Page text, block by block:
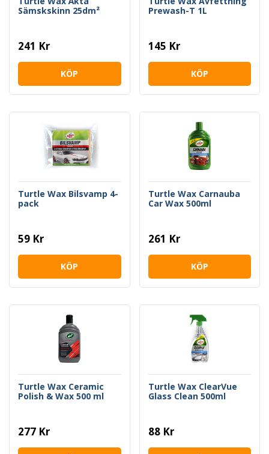
Sämskskinn 25dm²
241 Kr
KÖP
Prewash-T 1L
145 Kr
KÖP
Turtle Wax Bilsvamp 4-
pack
59 Kr
KÖP
Turtle Wax Carnauba
Car Wax 500ml
261 Kr
KÖP
Turtle Wax Ceramic
Polish & Wax 500 ml
277 Kr
Turtle Wax ClearVue
Glass Clean 500ml
88 Kr